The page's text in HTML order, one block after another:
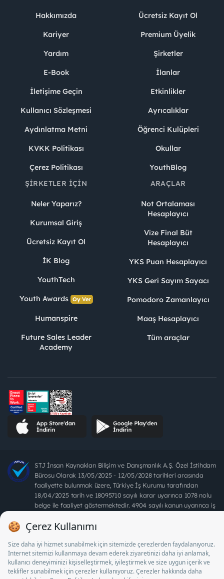
Hakkımızda
Kariyer
Yardım
E-Book
İletişime Geçin
Kullanıcı Sözleşmesi
Aydınlatma Metni
KVKK Politikası
Çerez Politikası
Ücretsiz Kayıt Ol
Premium Üyelik
Şirketler
İlanlar
Etkinlikler
Ayrıcalıklar
Öğrenci Kulüpleri
Okullar
YouthBlog
ŞIRKETLER İÇIN
Neler Yaparız?
Kurumsal Giriş
Ücretsiz Kayıt Ol
İK Blog
YouthTech
Youth Awards Oy Ver
Humanspire
Future Sales Leader
Academy
ARAÇLAR
Not Ortalaması
Hesaplayıcı
Vize Final Büt
Hesaplayıcı
YKS Puan Hesaplayıcı
YKS Geri Sayım Sayacı
Pomodoro Zamanlayıcı
Maaş Hesaplayıcı
Tüm araçlar
STJ İnsan Kaynakları Bilişim ve Danışmanlık A.Ş. Özel İstihdam
Bürosu Olarak 13/05/2025 - 12/05/2028 tarihleri arasında
faaliyette bulunmak üzere, Türkiye İş Kurumu tarafından
18/04/2025 tarih ve 18095710 sayılı karar uyarınca 1078 nolu
belge ile faaliyet göstermektedir. 4904 sayılı kanun uyarınca iş